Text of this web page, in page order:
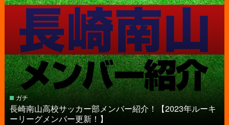
ガチ
長崎南山高校サッカー部メンバー紹介！【2023年ルーキ
ーリーグメンバー更新！】